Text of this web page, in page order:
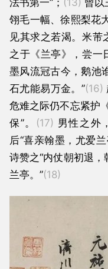
翎毛一幅、徐熙梨花
见其求之若渴。米芾
之于《兰亭》，尝一
墨风流冠古今，鹅池
石尤能易万金。”(16)
危难之际仍不忘紧护
保”。 (17) 男性之外
后“喜亲翰墨，尤爱
诗赞之“内仗朝初退
兰亭。”(18)